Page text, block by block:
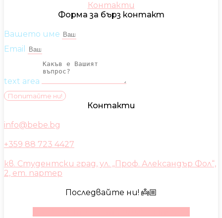
Контакти
Форма за бърз контакт
Вашето име
Email
text area
Попитайте ни!
Контакти
info@bebe.bg
+359 88 723 4427
кв. Студентски град, ул. „Проф. Александър Фол“,
2, ет. партер
Последвайте ни! 👼🏼